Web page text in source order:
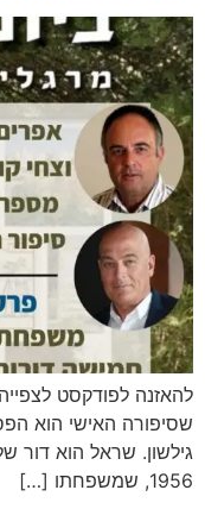
להאזנה לפודקסט
שסיפורה האישי הוא
גילשון. שראל הוא דור
1956, שמשפחתו […]